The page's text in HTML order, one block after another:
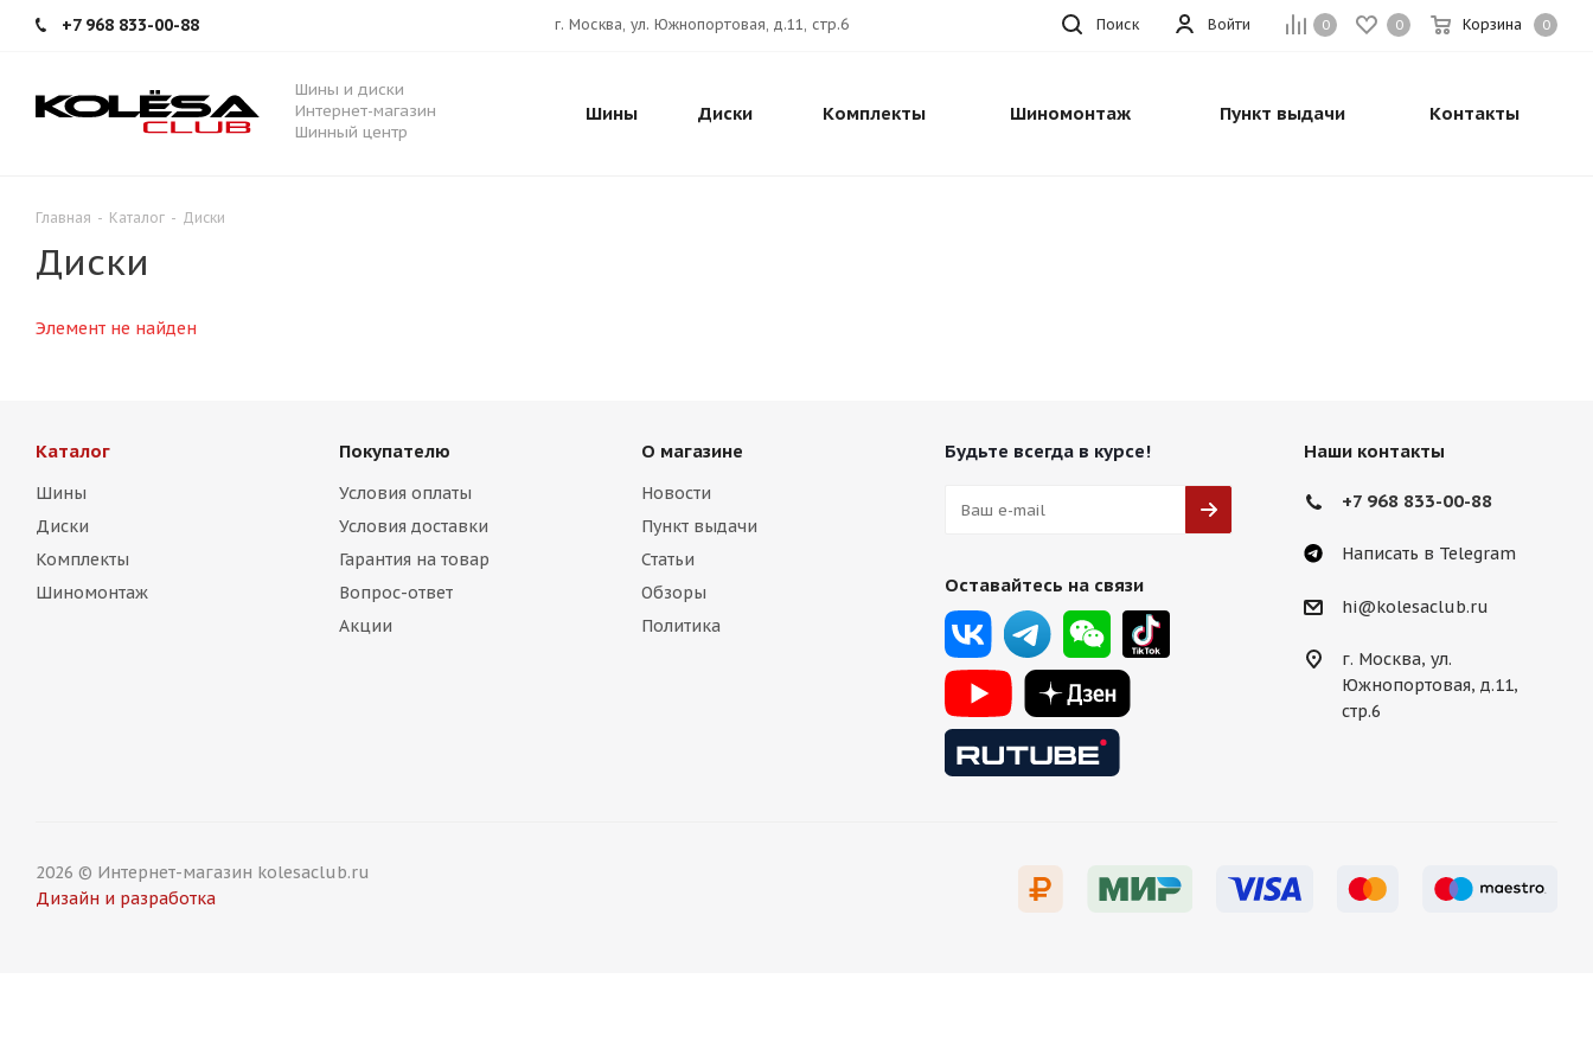
+7 968 833-00-88 0 0 Корзина 0
Войти
г. Москва, ул. Южнопортовая, д.11, стр.6 Поиск
Шины и диски
Интернет-магазин
Шинный центр
Шины Диски Комплекты Шиномонтаж Пункт выдачи Контакты
Главная - Каталог - Диски
Диски
Элемент не найден
Каталог
Шины
Диски
Комплекты
Шиномонтаж
Покупателю
Условия оплаты
Условия доставки
Гарантия на товар
Вопрос-ответ
Акции
О магазине
Новости
Пункт выдачи
Статьи
Обзоры
Политика
Будьте всегда в курсе!
Оставайтесь на связи
Наши контакты
+7 968 833-00-88
Написать в Telegram
hi@kolesaclub.ru
г. Москва, ул.
Южнопортовая, д.11,
стр.6
2026 © Интернет-магазин kolesaclub.ru
Дизайн и разработка